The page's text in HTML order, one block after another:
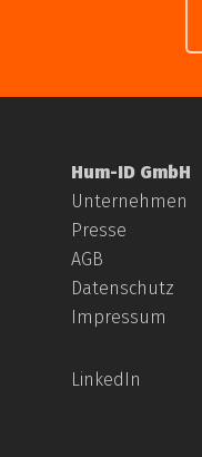
Hum-ID GmbH
Unternehmen
Presse
AGB
Datenschutz
Impressum
LinkedIn